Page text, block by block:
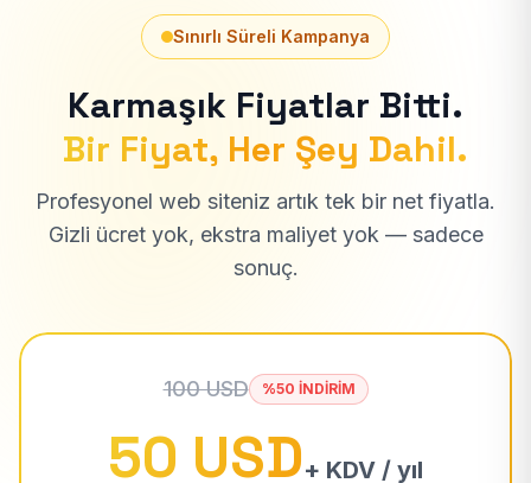
Sınırlı Süreli Kampanya
Karmaşık Fiyatlar Bitti.
Bir Fiyat, Her Şey Dahil.
Profesyonel web siteniz artık tek bir net fiyatla.
Gizli ücret yok, ekstra maliyet yok — sadece
sonuç.
100 USD %50 İNDİRİM
50 USD+ KDV / yıl